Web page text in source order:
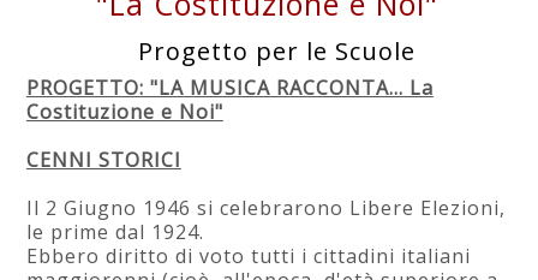
Progetto per le Scuole
PROGETTO: "LA MUSICA RACCONTA… La
Costituzione e Noi"
CENNI STORICI
Il 2 Giugno 1946 si celebrarono Libere Elezioni,
le prime dal 1924.
Ebbero diritto di voto tutti i cittadini italiani